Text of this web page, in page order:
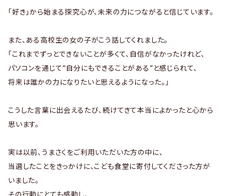
「好き」から始まる探究心が、未来の力につながると信じています。
また、ある高校生の女の子がこう話してくれました。
「これまでずっとできないことが多くて、自信がなかったけれど、
パソコンを通じて“自分にもできることがある”と感じられて、
将来は誰かの力になりたいと思えるようになった。」
こうした言葉に出会えるたび、続けてきて本当によかったと心から
思います。
実は以前、うまさくをご利用いただいた方の中に、
当選したことをきっかけに、こども食堂に寄付してくださった方が
いました。
その行動にとても感動し、